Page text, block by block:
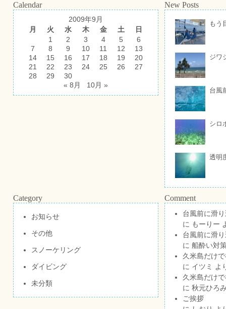
Calendar
2009年9月
月
火 水 木 金 土
日
1
2 3 4 5
6
7
8 9 10 11 12
13
14
15 16 17 18 19
20
21
22 23 24 25 26
27
28
29
30
« 8月
10月 »
New Posts
もう
ジワ
台風
シロ
透明
Category
お知らせ
その他
スノーケリング
ダイビング
未分類
Comment
台風前に滑
に もーりー
台風前に滑
に 船酔い対
久米島だけ
に イツミ
よ
久米島だけ
に 秋元ひろ
ご挨拶